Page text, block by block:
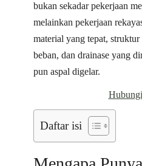
bukan sekadar pekerjaan
melainkan pekerjaan
material yang tepat, struktur
beban, dan drainase yang
pun aspal digelar.
Daftar isi